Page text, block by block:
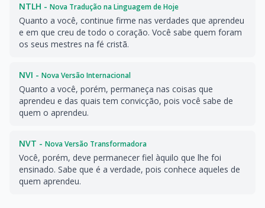
NTLH - Nova Tradução na Linguagem de Hoje
Quanto a você, continue firme nas verdades que aprendeu
e em que creu de todo o coração. Você sabe quem foram
os seus mestres na fé cristã.
NVI - Nova Versão Internacional
Quanto a você, porém, permaneça nas coisas que
aprendeu e das quais tem convicção, pois você sabe de
quem o aprendeu.
NVT - Nova Versão Transformadora
Você, porém, deve permanecer fiel àquilo que lhe foi
ensinado. Sabe que é a verdade, pois conhece aqueles de
quem aprendeu.